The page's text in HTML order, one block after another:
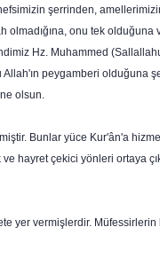
şerrinden,
onu tek olduğuna
Hz. Muhammed
peygamberi olduğuna
olsun.
Bunlar yüce Kur'ân'a
hayret çekici yönleri ortaya
yer vermişlerdir.